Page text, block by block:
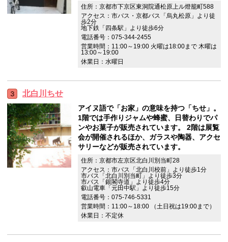
住所：京都市下京区東洞院通松原上ル燈籠町588
アクセス：市バス・京都バス「烏丸松原」より徒
歩2分
地下鉄「四条駅」より徒歩6分
電話番号：075-344-2455
営業時間：11:00～19:00 火曜は18:00まで 木曜は
13:00～19:00
休業日：水曜日
北白川ちせ
アイヌ語で「お家」の意味を持つ「ちせ」。
1階では手作りジャムや蜂蜜、日替わりでパ
ンやお菓子が販売されています。 2階は展覧
会が開催されるほか、ガラスや陶器、アクセ
サリーなどが販売されています。
住所：京都市左京区北白川別当町28
アクセス：市バス「北白川校前」より徒歩1分
市バス「北白川別当町」より徒歩3分
市バス「銀閣寺道」より徒歩4分
叡山電車「元田中駅」より徒歩15分
電話番号：075-746-5331
営業時間：11:00～18:00 （土日祝は19:00まで）
休業日：不定休